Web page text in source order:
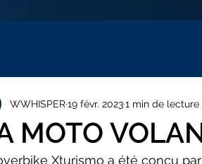
MOTO
WWHISPER19 févr. 20231 min de lecture
Xturismo a été conçu